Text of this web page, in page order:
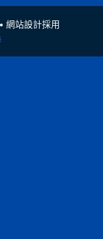
• 網站設計採用